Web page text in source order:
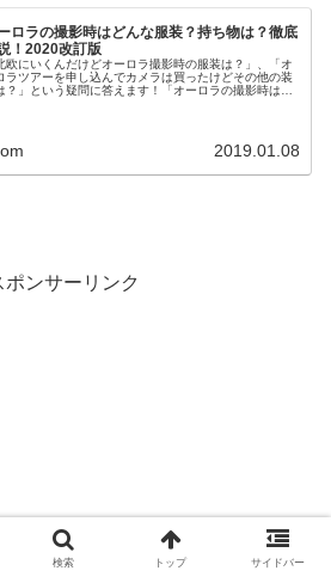
ロラの撮影時はどんな服装？持ち物は？徹底
！2020改訂版
欧にいくんだけどオーロラ撮影時の服装は？」、「オ
ラツアーを申し込んでカメラは買ったけどその他の装
？」という疑問に答えます！「オーロラの撮影時はど
2019.01.08
ポンサーリンク
検索 トップ サイドバー